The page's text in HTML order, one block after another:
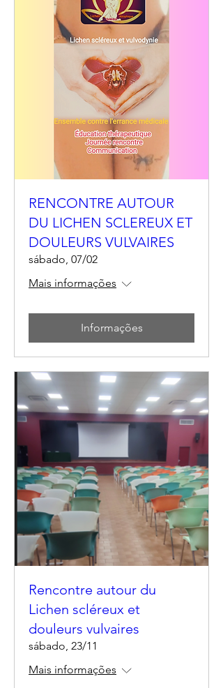
RENCONTRE AUTOUR
DU LICHEN SCLEREUX ET
DOULEURS VULVAIRES
sábado, 07/02
Mais informações
Informações
Rencontre autour du
Lichen scléreux et
douleurs vulvaires
sábado, 23/11
Mais informações